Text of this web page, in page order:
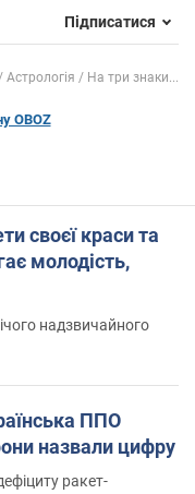
Підписатися
Астрологія На три знаки...
OBOZ
своєї краси та
молодість,
надзвичайного
ППО
назвали цифру
ракет-